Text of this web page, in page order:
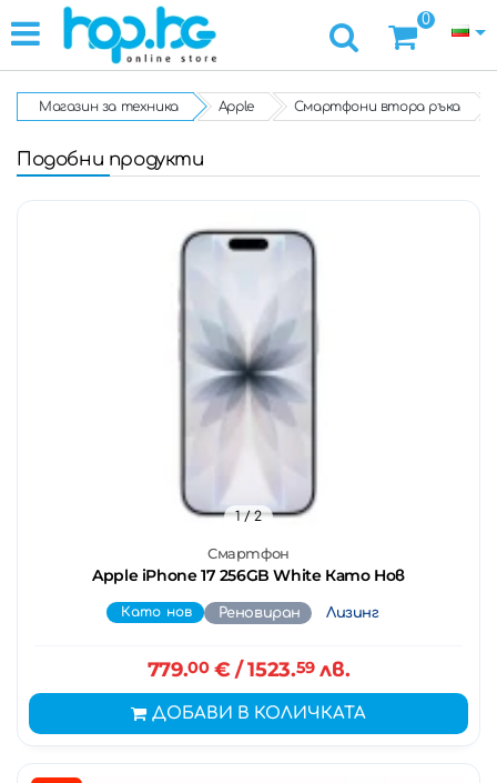
0
Магазин за техника Apple Смартфони втора ръка
Подобни продукти
Смартфон
Apple iPhone 17 256GB White Като Нов
1/ 2
Като нов Реновиран Лизинг
779.00€ / 1523.59лв.
ДОБАВИ В КОЛИЧКАТА